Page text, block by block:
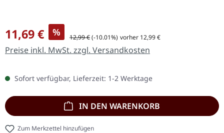
Verkaufspreis:
11,69 € % Regulärer Preis:
12,99 €(-10.01%) vorher 12,99 €
Preise inkl. MwSt. zzgl. Versandkosten
Sofort verfügbar, Lieferzeit: 1-2 Werktage
IN DEN WARENKORB
Zum Merkzettel hinzufügen